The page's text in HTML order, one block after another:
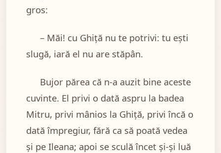
gros:
– Măi! cu Ghiță nu te potrivi: tu ești
slugă, iară el nu are stăpân.
Bujor părea că n-a auzit bine aceste
cuvinte. El privi o dată aspru la badea
Mitru, privi mânios la Ghiță, privi încă o
dată împregiur, fără ca să poată vedea
și pe Ileana; apoi se sculă încet și-și luă